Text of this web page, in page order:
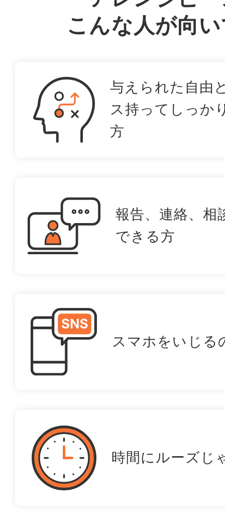
こんな人が向
与えられた自由
ス持ってしっか
方
報告、連絡、相
できる方
スマホをいじる
時間にルーズじ